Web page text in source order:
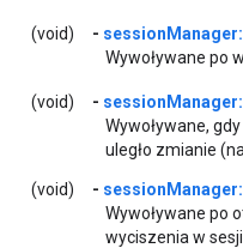
(void) -
Wywoływane po
(void) -
Wywoływane,
uległo zmianie
(void) -
Wywoływane po
wyciszenia w sesji.